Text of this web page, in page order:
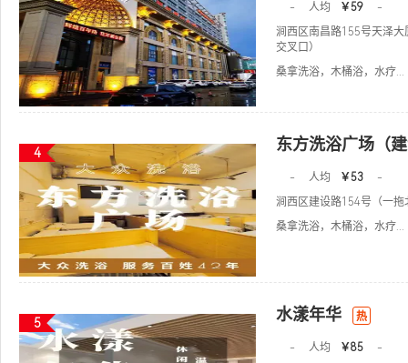
- 人均 ￥59
-
涧西区南昌路155号天泽
交叉口）
桑拿洗浴，木桶浴，水疗...
4 东方洗浴广场（
- 人均 ￥53
-
涧西区建设路154号（一拖
桑拿洗浴，木桶浴，水疗...
5 水漾年华 热
- 人均 ￥85
-